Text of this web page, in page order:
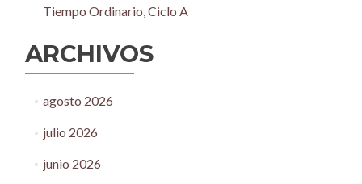
Tiempo Ordinario, Ciclo A
ARCHIVOS
agosto 2026
julio 2026
junio 2026